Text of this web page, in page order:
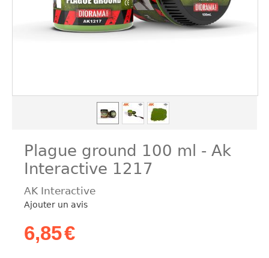
Plague ground 100 ml - Ak
Interactive 1217
AK Interactive
Ajouter un avis
6,85€